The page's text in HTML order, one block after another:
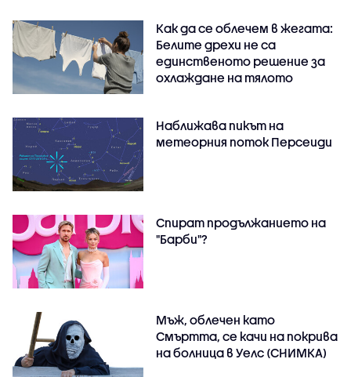
Как да се облечем в жегата:
Белите дрехи не са
единственото решение за
охлаждане на тялото
Наближава пикът на
метеорния поток Персеиди
Спират продължанието на
"Барби"?
Мъж, облечен като
Смъртта, се качи на покрива
на болница в Уелс (СНИМКА)